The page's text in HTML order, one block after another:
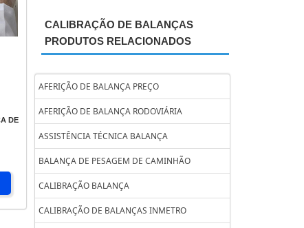
DE
CALIBRAÇÃO DE BALANÇAS
PRODUTOS RELACIONADOS
AFERIÇÃO DE BALANÇA PREÇO
AFERIÇÃO DE BALANÇA RODOVIÁRIA
ASSISTÊNCIA TÉCNICA BALANÇA
BALANÇA DE PESAGEM DE CAMINHÃO
CALIBRAÇÃO BALANÇA
CALIBRAÇÃO DE BALANÇAS INMETRO